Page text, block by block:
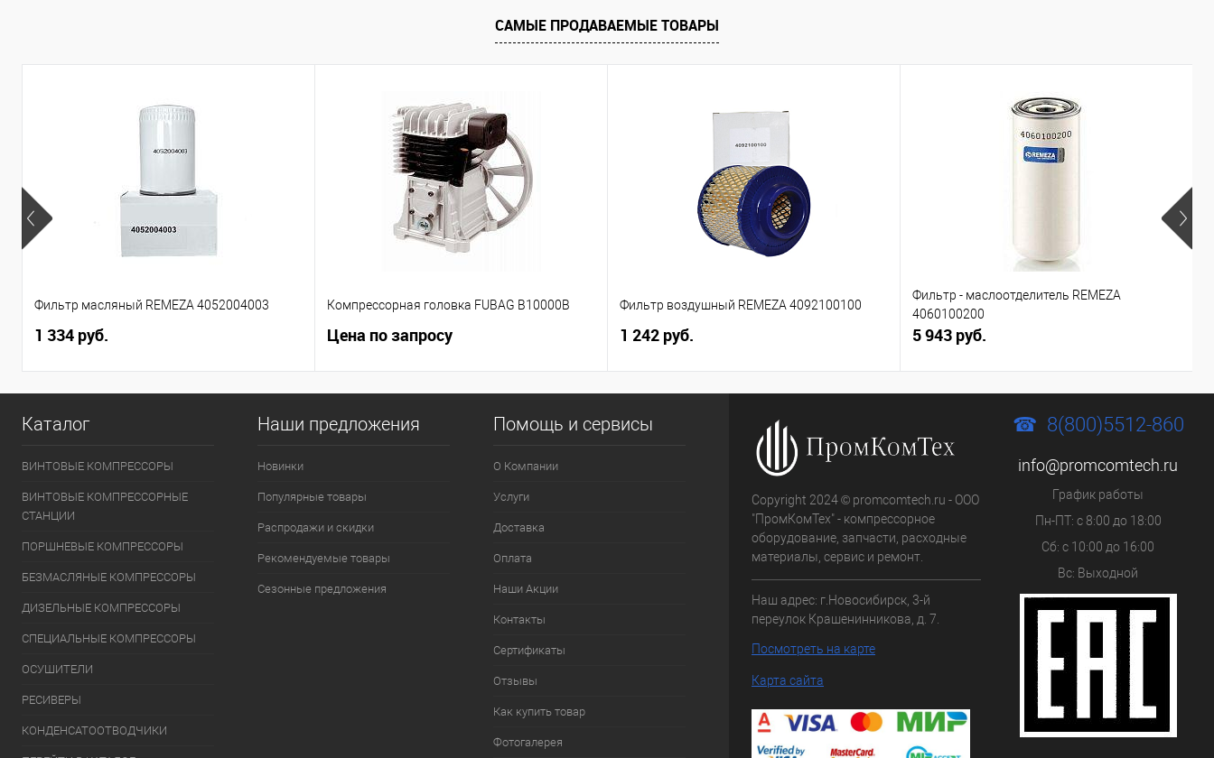
САМЫЕ ПРОДАВАЕМЫЕ ТОВАРЫ
Фильтр масляный REMEZA 4052004003
1 334 руб.
Компрессорная головка FUBAG B10000B
Цена по запросу
Фильтр воздушный REMEZA 4092100100
1 242 руб.
Фильтр - маслоотделитель REMEZA
4060100200
5 943 руб.
Каталог
ВИНТОВЫЕ КОМПРЕССОРЫ
ВИНТОВЫЕ КОМПРЕССОРНЫЕ
СТАНЦИИ
ПОРШНЕВЫЕ КОМПРЕССОРЫ
БЕЗМАСЛЯНЫЕ КОМПРЕССОРЫ
ДИЗЕЛЬНЫЕ КОМПРЕССОРЫ
СПЕЦИАЛЬНЫЕ КОМПРЕССОРЫ
ОСУШИТЕЛИ
РЕСИВЕРЫ
КОНДЕНСАТООТВОДЧИКИ
Наши предложения
Новинки
Популярные товары
Распродажи и скидки
Рекомендуемые товары
Сезонные предложения
Помощь и сервисы
О Компании
Услуги
Доставка
Оплата
Наши Акции
Контакты
Сертификаты
Отзывы
Как купить товар
Фотогалерея
Copyright 2024 © promcomtech.ru - ООО
"ПромКомТех" - компрессорное
оборудование, запчасти, расходные
материалы, сервис и ремонт.
Наш адрес: г.Новосибирск, 3-й
переулок Крашенинникова, д. 7.
Посмотреть на карте
Карта сайта
8(800)5512-860
info@promcomtech.ru
График работы
Пн-ПТ: с 8:00 до 18:00
Сб: с 10:00 до 16:00
Вс: Выходной